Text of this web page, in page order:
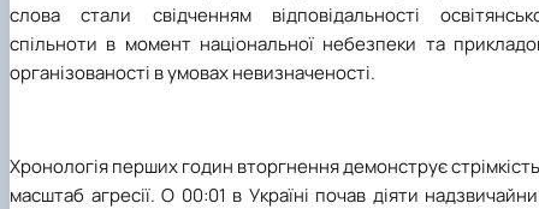
слова стали свідченням відповідальності
спільноти в момент національної небезпеки та
організованості в умовах невизначеності.
Хронологія перших годин вторгнення демонструє стрімкість
масштаб агресії. О 00:01 в Україні почав діяти